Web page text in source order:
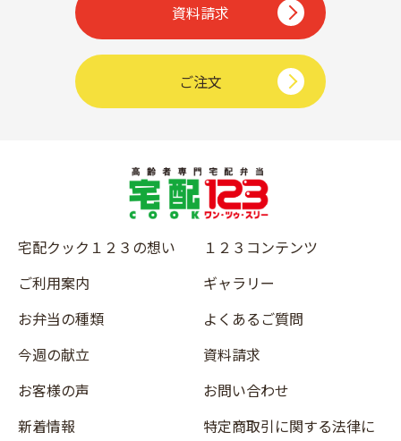
資料請求
ご注文
宅配クック１２３の想い
ご利用案内
お弁当の種類
今週の献立
お客様の声
新着情報
１２３コンテンツ
ギャラリー
よくあるご質問
資料請求
お問い合わせ
特定商取引に関する法律に